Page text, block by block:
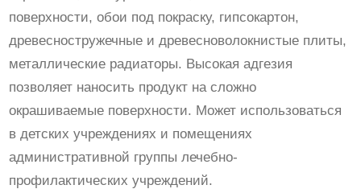
n
e
l
п
о
л
у
м
поверхности, обои под покраску, гипсокартон,
древесностружечные и древесноволокнистые плиты,
металлические радиаторы. Высокая адгезия
позволяет наносить продукт на сложно
окрашиваемые поверхности. Может использоваться
в детских учреждениях и помещениях
административной группы лечебно-
профилактических учреждений.